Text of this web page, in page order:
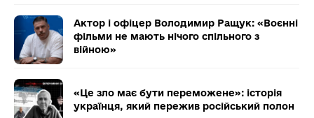
Актор і офіцер Володимир Ращук: «Воєнні
фільми не мають нічого спільного з
війною»
«Це зло має бути переможене»: історія
українця, який пережив російський полон